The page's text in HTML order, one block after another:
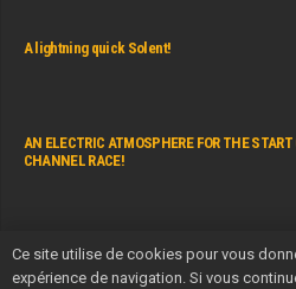
A lightning quick Solent!
AN ELECTRIC ATMOSPHERE FOR THE
CHANNEL RACE!
NCR Live Start 2022
Ce site utilise de cookies pour vous
expérience de navigation. Si vous